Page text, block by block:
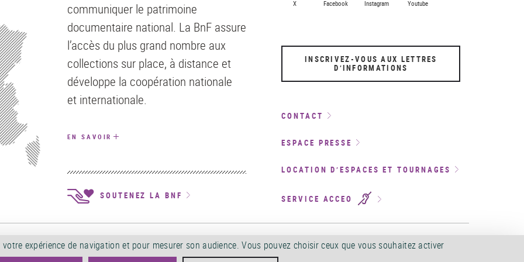
communiquer le patrimoine
documentaire national. La BnF assure
l’accès du plus grand nombre aux
collections sur place, à distance et
développe la coopération nationale
et internationale.
EN SAVOIR
SOUTENEZ LA BNF
X Facebook Instagram Youtube
INSCRIVEZ-VOUS AUX LETTRES
D’INFORMATIONS
CONTACT
ESPACE PRESSE
LOCATION D’ESPACES ET TOURNAGES
SERVICE ACCEO
D'UTILISATION POLITIQUE DE CONFIDENTIALITÉ SERVICES PUBLICS + ACCESSIBILITÉ
expérience de navigation et pour mesurer son audience. Vous pouvez choisir ceux que vous souhaitez activer